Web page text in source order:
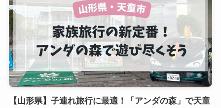
【山形県】子連れ旅行に最適！「アンダの森」で天童